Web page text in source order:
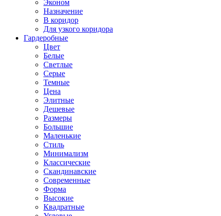
Эконом
Назначение
В коридор
Для узкого коридора
Гардеробные
Цвет
Белые
Светлые
Серые
Темные
Цена
Элитные
Дешевые
Размеры
Большие
Маленькие
Стиль
Минимализм
Классические
Скандинавские
Современные
Форма
Высокие
Квадратные